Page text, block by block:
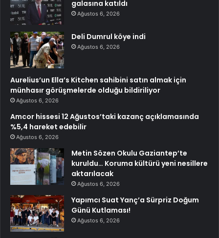
galasına katıldı
Ağustos 6, 2026
Deli Dumrul köye indi
Ağustos 6, 2026
Aurelius’un Ella’s Kitchen sahibini satın almak için
münhasır görüşmelerde olduğu bildiriliyor
Ağustos 6, 2026
Amcor hissesi 12 Ağustos’taki kazanç açıklamasında
%5,4 hareket edebilir
Ağustos 6, 2026
Metin Sözen Okulu Gaziantep’te
kuruldu… Koruma kültürü yeni nesillere
aktarılacak
Ağustos 6, 2026
Yapımcı Suat Yanç’a Sürpriz Doğum
Günü Kutlaması!
Ağustos 6, 2026